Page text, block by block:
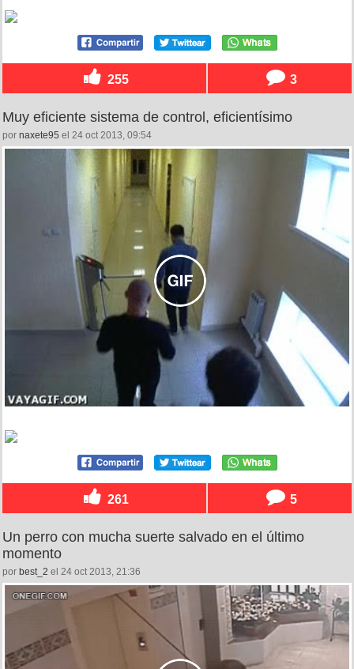
255 3
Muy eficiente sistema de control, eficientísimo
por naxete95 el 24 oct 2013, 09:54
261 5
Un perro con mucha suerte salvado en el último
momento
por best_2 el 24 oct 2013, 21:36